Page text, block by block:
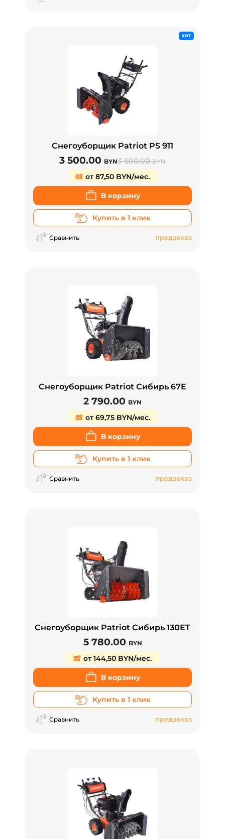
ХИТ
Снегоуборщик Patriot PS 911
3 500.00 BYN3 600.00BYN
от 87,50 BYN/мес.
В корзину
Купить в 1 клик
Сравнить предзаказ
Снегоуборщик Patriot Сибирь 67E
2 790.00 BYN
от 69,75 BYN/мес.
В корзину
Купить в 1 клик
Сравнить предзаказ
Снегоуборщик Patriot Сибирь 130ET
5 780.00 BYN
от 144,50 BYN/мес.
В корзину
Купить в 1 клик
Сравнить предзаказ